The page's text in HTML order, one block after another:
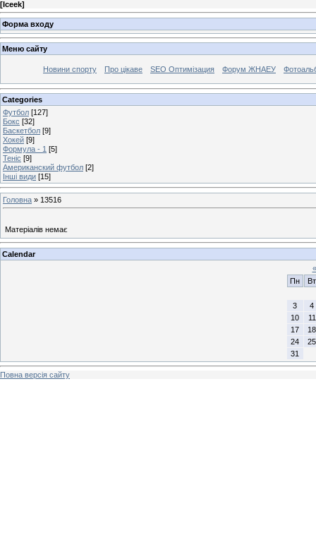
[Iceek]
Форма входу
Меню сайту
Новини спорту Про цікаве SEO Оптимізация Форум ЖНАЕУ
Categories
Футбол [127]
Бокс [32]
Баскетбол [9]
Хокей [9]
Формула - 1 [5]
Теніс [9]
Американский футбол [2]
Інші види [15]
Головна » 13516
Матеріалів немає
Calendar
«
Пн
Вт
3
4
10
11
17
18
24
25
31
Повна версія сайту